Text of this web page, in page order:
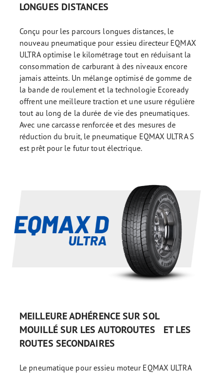
LONGUES DISTANCES
Conçu pour les parcours longues distances, le
nouveau pneumatique pour essieu directeur EQMAX
ULTRA optimise le kilométrage tout en réduisant la
consommation de carburant à des niveaux encore
jamais atteints. Un mélange optimisé de gomme de
la bande de roulement et la technologie Ecoready
offrent une meilleure traction et une usure régulière
tout au long de la durée de vie des pneumatiques.
Avec une carcasse renforcée et des mesures de
réduction du bruit, le pneumatique EQMAX ULTRA S
est prêt pour le futur tout électrique.
MEILLEURE ADHÉRENCE SUR SOL
MOUILLÉ SUR LES AUTOROUTES ET LES
ROUTES SECONDAIRES
Le pneumatique pour essieu moteur EQMAX ULTRA